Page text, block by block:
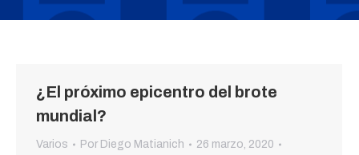
Estás aquí:
¿El próximo epicentro del brote
mundial?
Varios Por Diego Matianich
26 marzo, 2020